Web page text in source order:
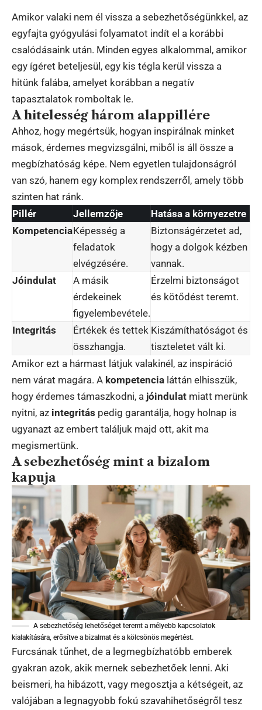
Amikor valaki nem él vissza a sebezhetőségünkkel, az
egyfajta gyógyulási folyamatot indít el a korábbi
csalódásaink után. Minden egyes alkalommal, amikor
egy ígéret beteljesül, egy kis tégla kerül vissza a
hitünk falába, amelyet korábban a negatív
tapasztalatok romboltak le.
A hitelesség három alappillére
Ahhoz, hogy megértsük, hogyan inspirálnak minket
mások, érdemes megvizsgálni, miből is áll össze a
megbízhatóság képe. Nem egyetlen tulajdonságról
van szó, hanem egy komplex rendszerről, amely több
szinten hat ránk.
Pillér
Jellemzője
Hatása a környezetre
KompetenciaKépesség a
feladatok
elvégzésére.
Biztonságérzetet ad,
hogy a dolgok kézben
vannak.
Jóindulat
A másik
érdekeinek
figyelembevétele.
Érzelmi biztonságot
és kötődést teremt.
Integritás
Értékek és tettek
összhangja.
Kiszámíthatóságot és
tiszteletet vált ki.
Amikor ezt a hármast látjuk valakinél, az inspiráció
nem várat magára. A kompetencia láttán elhisszük,
hogy érdemes támaszkodni, a jóindulat miatt merünk
nyitni, az integritás pedig garantálja, hogy holnap is
ugyanazt az embert találjuk majd ott, akit ma
megismertünk.
A sebezhetőség mint a bizalom
kapuja
A sebezhetőség lehetőséget teremt a mélyebb kapcsolatok
kialakítására, erősítve a bizalmat és a kölcsönös megértést.
Furcsának tűnhet, de a legmegbízhatóbb emberek
gyakran azok, akik mernek sebezhetőek lenni. Aki
beismeri, ha hibázott, vagy megosztja a kétségeit, az
valójában a legnagyobb fokú szavahihetőségről tesz